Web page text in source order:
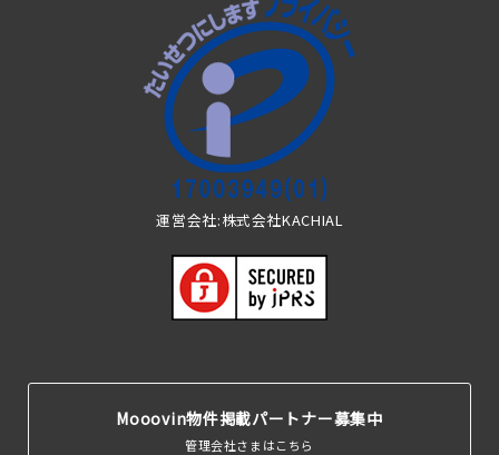
運営会社:株式会社KACHIAL
Mooovin物件掲載パートナー募集中
管理会社さまはこちら